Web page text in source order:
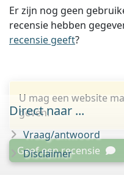
Er zijn nog geen
recensie hebben
recensie geeft?
U mag een website
geven.
Geef een recensie
Direct naar ...
Vraag/antwoord
Disclaimer